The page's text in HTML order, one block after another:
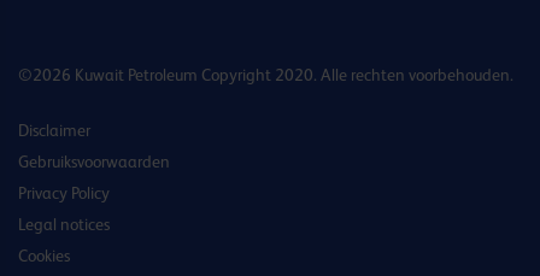
©2026 Kuwait Petroleum Copyright 2020. Alle rechten voorbehouden.
Disclaimer
Gebruiksvoorwaarden
Privacy Policy
Legal notices
Cookies